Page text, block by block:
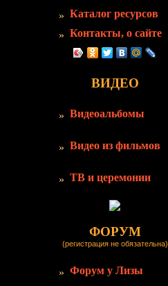
Каталог ресурсов
Контакты, о сайте
ВИДЕО
Видеоальбомы
Видео из фильмов
ТВ и церемонии
ФОРУМ
(регистрация не обязательна)
Форум у Лизы